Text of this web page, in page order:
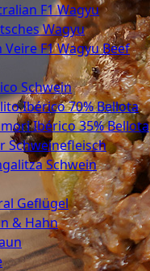
F1 Wagyu
Wagyu
Veire F1 Wagyu Beef
Schwein
Ibérico 70% Bellota
Ibérico 35% Bellota
Schweinefleisch
Schwein
Geflügel
& Hahn